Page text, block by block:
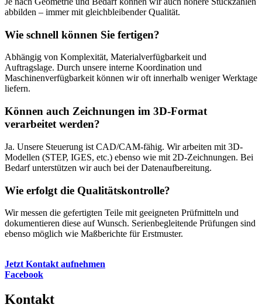
abbilden – immer mit gleichbleibender Qualität.
Wie schnell können Sie fertigen?
Abhängig von Komplexität, Materialverfügbarkeit und
Auftragslage. Durch unsere interne Koordination und
Maschinenverfügbarkeit können wir oft innerhalb weniger Werktage
liefern.
Können auch Zeichnungen im 3D-Format
verarbeitet werden?
Ja. Unsere Steuerung ist CAD/CAM-fähig. Wir arbeiten mit 3D-
Modellen (STEP, IGES, etc.) ebenso wie mit 2D-Zeichnungen. Bei
Bedarf unterstützen wir auch bei der Datenaufbereitung.
Wie erfolgt die Qualitätskontrolle?
Wir messen die gefertigten Teile mit geeigneten Prüfmitteln und
dokumentieren diese auf Wunsch. Serienbegleitende Prüfungen sind
ebenso möglich wie Maßberichte für Erstmuster.
Jetzt Kontakt aufnehmen
Facebook
Kontakt